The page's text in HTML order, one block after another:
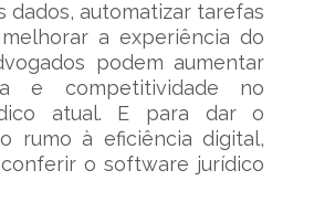
dados, automatizar tarefas
a experiência do
podem aumentar
e competitividade no
atual. E para dar o
rumo à eficiência digital,
o software jurídico